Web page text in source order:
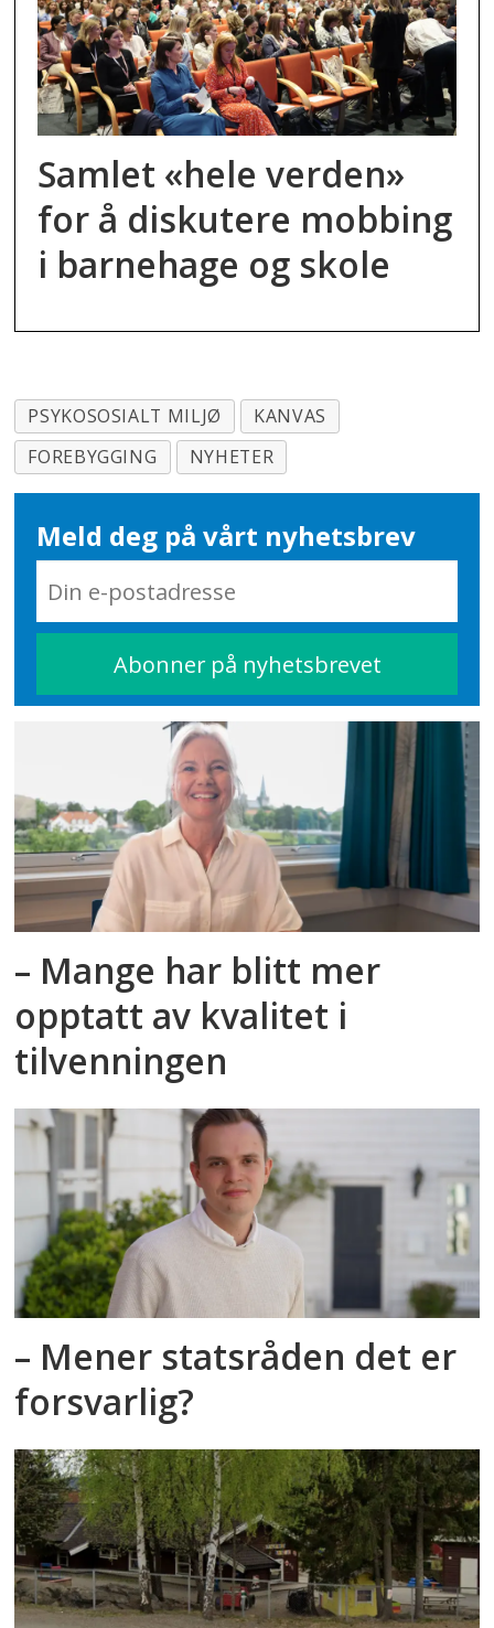
Samlet «hele verden»
for å diskutere mobbing
i barnehage og skole
PSYKOSOSIALT MILJØ
KANVAS
FOREBYGGING
NYHETER
Meld deg på vårt nyhetsbrev
– Mange har blitt mer
opptatt av kvalitet i
tilvenningen
– Mener statsråden det er
forsvarlig?